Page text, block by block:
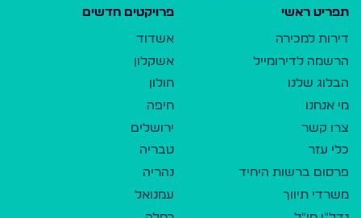
תפריט ראשי
דירות למכירה
הרשמה לדירומייל
הבלוג שלנו
מי אנחנו
צרו קשר
כלי עזר
פרסום ברשות היחיד
משרדי תיווך
פרויקטים חדשים
אשדוד
אשקלון
חולון
חיפה
ירושלים
טבריה
נהריה
עמנואל